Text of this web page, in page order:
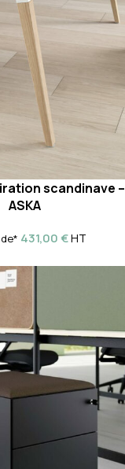
scandinave –
ASKA
431,00€HT